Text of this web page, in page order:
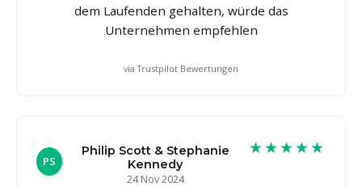
dem Laufenden gehalten, würde das
Unternehmen empfehlen
via Trustpilot Bewertungen
PS
Philip Scott & Stephanie
Kennedy
24 Nov 2024
★★★★★